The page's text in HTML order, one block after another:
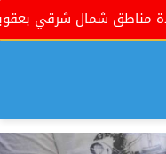
شمال شرقي بعقوبة